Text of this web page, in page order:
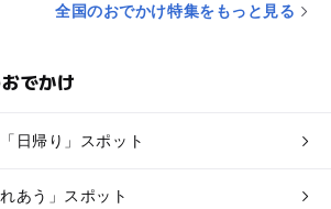
全国のおでかけ特集をもっと見る
でかけ
日帰り」スポット
あう」スポット